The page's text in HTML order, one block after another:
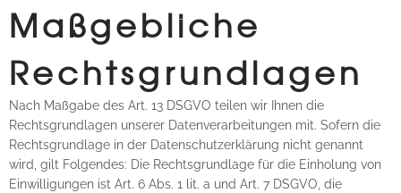
Maßgebliche
Rechtsgrundlagen
Nach Maßgabe des Art. 13 DSGVO teilen wir Ihnen die
Rechtsgrundlagen unserer Datenverarbeitungen mit. Sofern die
Rechtsgrundlage in der Datenschutzerklärung nicht genannt
wird, gilt Folgendes: Die Rechtsgrundlage für die Einholung von
Einwilligungen ist Art. 6 Abs. 1 lit. a und Art. 7 DSGVO, die